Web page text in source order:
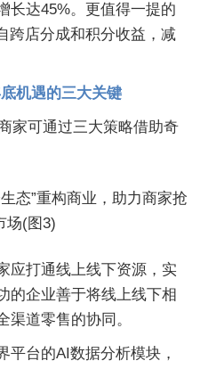
长达45%。更值得一提的
跨店分成和积分收益，减
机遇的三大关键
家可通过三大策略借助奇
应打通线上线下资源，实
的企业善于将线上线下相
渠道零售的协同。
平台的AI数据分析模块，